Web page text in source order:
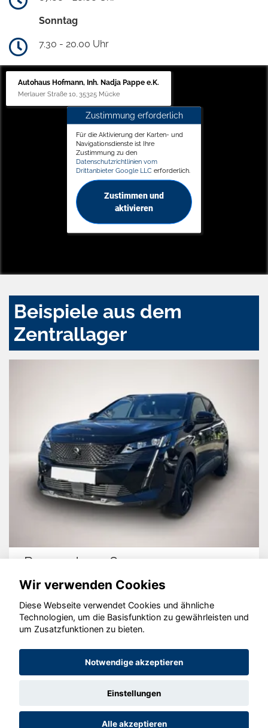
Sonntag
7.30 - 20.00 Uhr
Autohaus Hofmann, Inh. Nadja Pappe e.K.
Merlauer Straße 10, 35325 Mücke
Zustimmung erforderlich
Für die Aktivierung der Karten- und
Navigationsdienste ist Ihre
Zustimmung zu den
Datenschutzrichtlinien vom
Drittanbieter Google LLC erforderlich.
Zustimmen und
aktivieren
Beispiele aus dem
Zentrallager
Peugeot 3008
© konjunkturmotor.de GmbH 2020 - 2026
Wir verwenden Cookies
Diese Webseite verwendet Cookies und ähnliche
Technologien, um die Basisfunktion zu gewährleisten und
um Zusatzfunktionen zu bieten.
Notwendige akzeptieren
Einstellungen
Alle akzeptieren